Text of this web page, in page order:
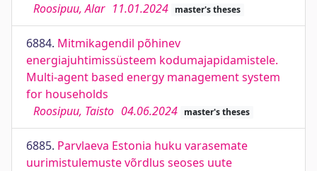
Roosipuu, Alar 11.01.2024 master's theses
6884. Mitmikagendil põhinev
energiajuhtimissüsteem kodumajapidamistele.
Multi-agent based energy management system
for households
Roosipuu, Taisto 04.06.2024 master's theses
6885. Parvlaeva Estonia huku varasemate
uurimistulemuste võrdlus seoses uute